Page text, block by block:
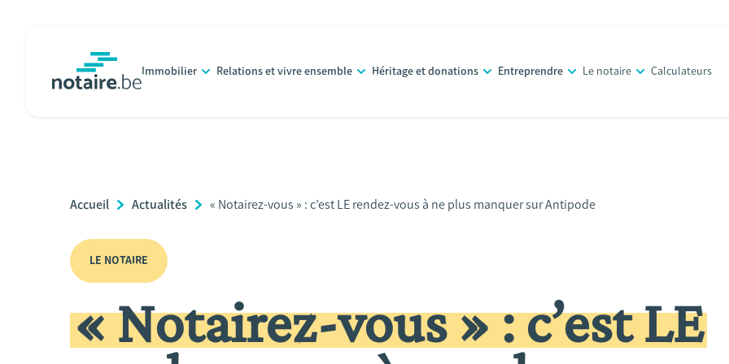
principal
Immobilier Relations et vivre ensemble Héritage et donations Entreprendre Le notaire Calculateurs
Breadcrumb
Accueil Actualités
Current
« Notairez-vous » : c’est LE rendez-vous à ne plus manquer sur Antipode
LE NOTAIRE
« Notairez-vous » : c’est LE